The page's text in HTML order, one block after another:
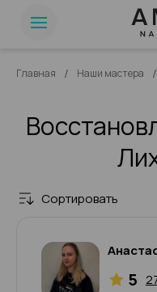
Главная / Наши мастера /
Сортировать
5